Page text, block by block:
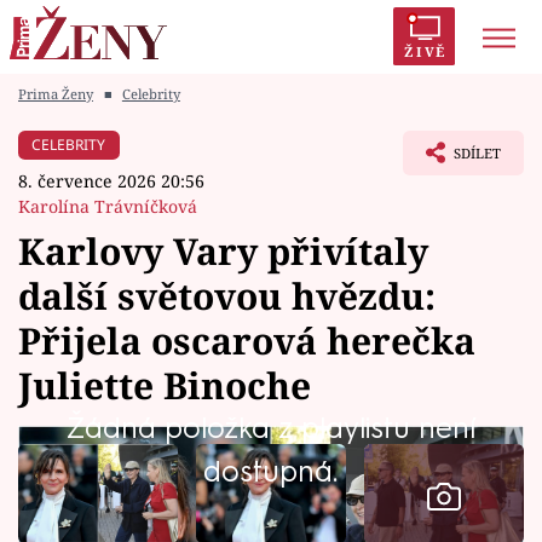
ŽIVĚ
Módní alarm
Témata
Celebrity
Vztahy
Seriály
Prima Ženy ■ Celebrity
CELEBRITY
8. července 2026 20:56
Karolína Trávníčková
SDÍLET
Karlovy Vary přivítaly
další světovou hvězdu:
Přijela oscarová herečka
Juliette Binoche
Žádná položka z playlistu není
dostupná.